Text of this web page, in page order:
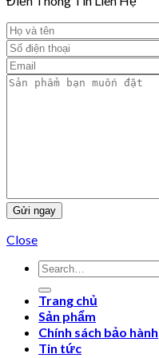
Close
Trang chủ
Sản phẩm
Chính sách bảo hành
Tin tức